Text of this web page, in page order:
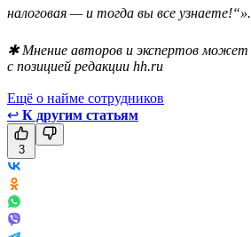
налоговая — и тогда вы все узнаете!“».
✱ Мнение авторов и экспертов может
с позицией редакции hh.ru
Ещё о найме сотрудников
↩ К другим статьям
3